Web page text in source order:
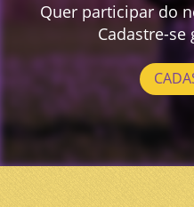
Quer participar do
Cadastre-